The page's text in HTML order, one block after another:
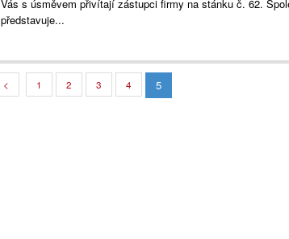
Vás s úsměvem přivítají zástupci firmy na stánku č. 62.
představuje...
< 1 2 3 4 5